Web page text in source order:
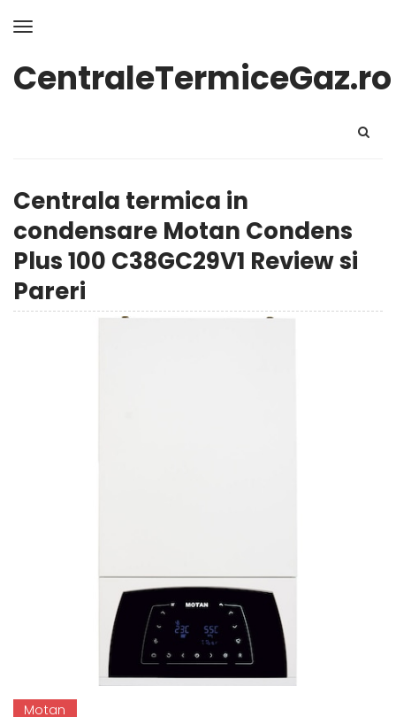
CentraleTermiceGaz.ro
Centrala termica in
condensare Motan Condens
Plus 100 C38GC29V1 Review si
Pareri
Motan